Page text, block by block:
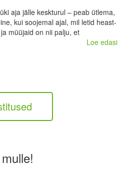
aja jälle keskturul – peab ütlema,
kui soojemal ajal, mil letid heast-
müüjaid on nii palju, et
Loe edasi